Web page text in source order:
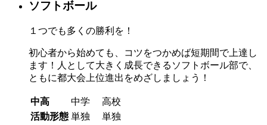
ソフトボール
１つでも多くの勝利を！
初心者から始めても、コツをつかめば短期間で上達し
ます！人として大きく成長できるソフトボール部で、
ともに都大会上位進出をめざしましょう！
中高 中学
高校
活動形態 単独
単独